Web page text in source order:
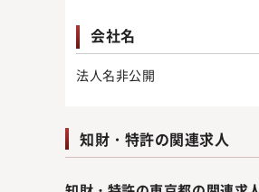
会社名
法人名非公開
知財・特許の関連求人